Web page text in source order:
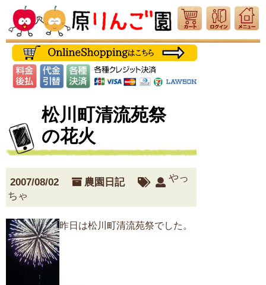
松川町清流苑祭
の花火
2007/08/02 農園日記
やっ
ちゃ
昨日は松川町清流苑祭でした。